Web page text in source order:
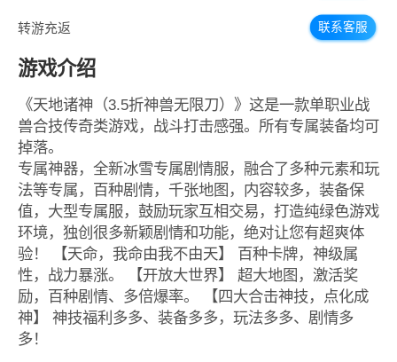
转游充返 联系客服
游戏介绍
《天地诸神（3.5折神兽无限刀）》这是一款单职业战
兽合技传奇类游戏，战斗打击感强。所有专属装备均可
掉落。
专属神器，全新冰雪专属剧情服，融合了多种元素和玩
法等专属，百种剧情，千张地图，内容较多，装备保
值，大型专属服，鼓励玩家互相交易，打造纯绿色游戏
环境，独创很多新颖剧情和功能，绝对让您有超爽体
验！ 【天命，我命由我不由天】 百种卡牌，神级属
性，战力暴涨。 【开放大世界】 超大地图，激活奖
励，百种剧情、多倍爆率。 【四大合击神技，点化成
神】 神技福利多多、装备多多，玩法多多、剧情多
多！